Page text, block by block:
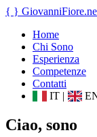
{ } GiovanniFiore
Home
Chi Sono
Esperienza
Competenze
Contatti
IT |
Ciao, sono